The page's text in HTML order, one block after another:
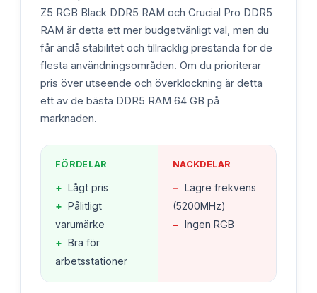
Z5 RGB Black DDR5 RAM och Crucial Pro DDR5
RAM är detta ett mer budgetvänligt val, men du
får ändå stabilitet och tillräcklig prestanda för de
flesta användningsområden. Om du prioriterar
pris över utseende och överklockning är detta
ett av de bästa DDR5 RAM 64 GB på
marknaden.
FÖRDELAR
+ Lågt pris
+ Pålitligt
varumärke
+ Bra för
arbetsstationer
NACKDELAR
− Lägre frekvens
(5200MHz)
− Ingen RGB